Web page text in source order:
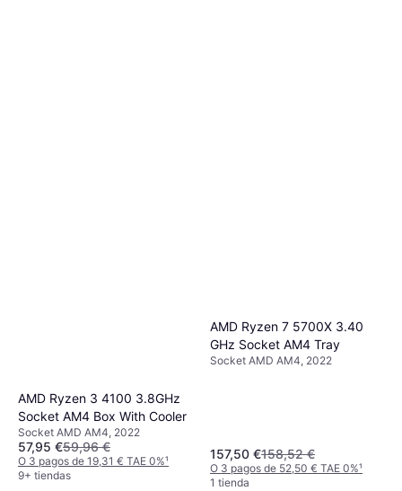
AMD Ryzen 3 4100 3.8GHz
Socket AM4 Box With Cooler
Socket AMD AM4, 2022
57,95 €59,96 €
O 3 pagos de 19,31 € TAE 0%¹
9+ tiendas
AMD Ryzen 7 5700X 3.40
GHz Socket AM4 Tray
Socket AMD AM4, 2022
157,50 €158,52 €
O 3 pagos de 52,50 € TAE 0%¹
1 tienda